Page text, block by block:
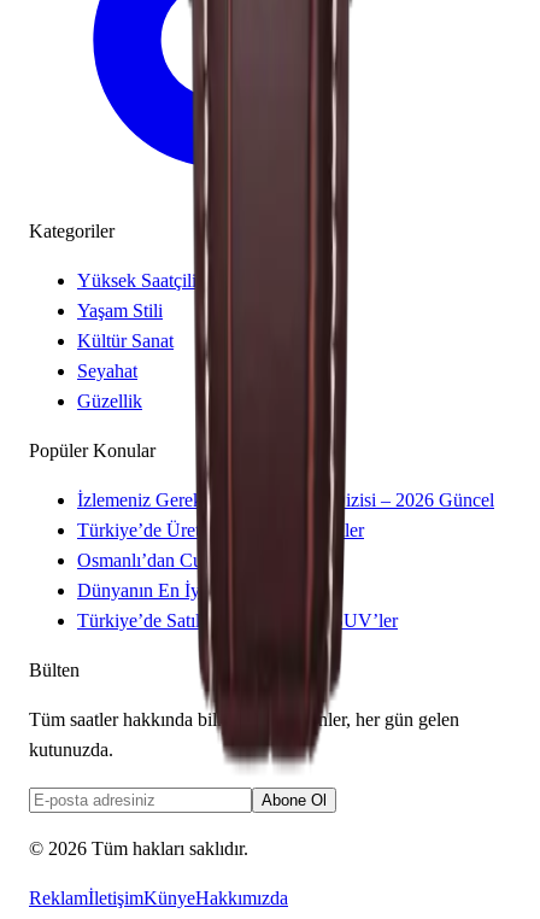
Kategoriler
Yüksek Saatçilik
Yaşam Stili
Kültür Sanat
Seyahat
Güzellik
Popüler Konular
İzlemeniz Gereken 15 Yeni Kore Dizisi – 2026 Güncel
Türkiye’de Üretilen Yerli Otomobiller
Osmanlı’dan Cumhuriyet’e Saatler
Dünyanın En İyi 8 Kayak Merkezi
Türkiye’de Satılan Elektrikli 4×4 SUV’ler
Bülten
Tüm saatler hakkında bilmeniz gerekenler, her gün gelen
kutunuzda.
Abone Ol
© 2026 Tüm hakları saklıdır.
ReklamİletişimKünyeHakkımızda